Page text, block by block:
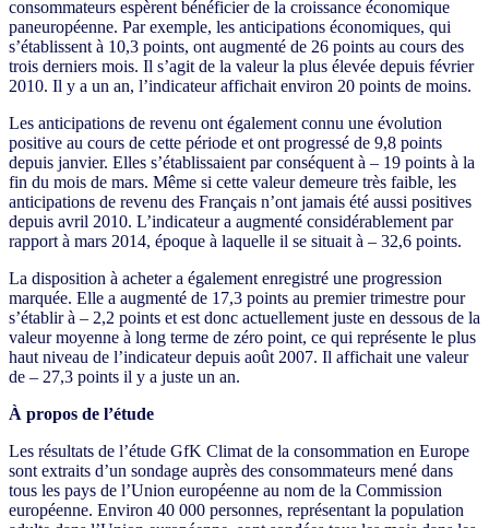
consommateurs espèrent bénéficier de la croissance économique
paneuropéenne. Par exemple, les anticipations économiques, qui
s’établissent à 10,3 points, ont augmenté de 26 points au cours des
trois derniers mois. Il s’agit de la valeur la plus élevée depuis février
2010. Il y a un an, l’indicateur affichait environ 20 points de moins.
Les anticipations de revenu ont également connu une évolution
positive au cours de cette période et ont progressé de 9,8 points
depuis janvier. Elles s’établissaient par conséquent à – 19 points à la
fin du mois de mars. Même si cette valeur demeure très faible, les
anticipations de revenu des Français n’ont jamais été aussi positives
depuis avril 2010. L’indicateur a augmenté considérablement par
rapport à mars 2014, époque à laquelle il se situait à – 32,6 points.
La disposition à acheter a également enregistré une progression
marquée. Elle a augmenté de 17,3 points au premier trimestre pour
s’établir à – 2,2 points et est donc actuellement juste en dessous de la
valeur moyenne à long terme de zéro point, ce qui représente le plus
haut niveau de l’indicateur depuis août 2007. Il affichait une valeur
de – 27,3 points il y a juste un an.
À propos de l’étude
Les résultats de l’étude GfK Climat de la consommation en Europe
sont extraits d’un sondage auprès des consommateurs mené dans
tous les pays de l’Union européenne au nom de la Commission
européenne. Environ 40 000 personnes, représentant la population